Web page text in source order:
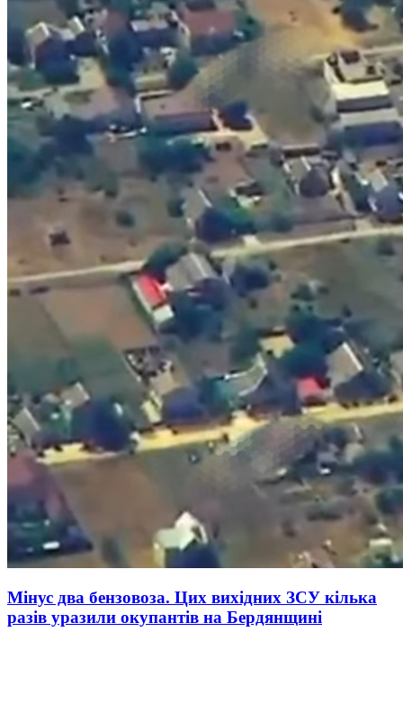
Мінус два бензовоза. Цих вихідних ЗСУ кілька
разів уразили окупантів на Бердянщині